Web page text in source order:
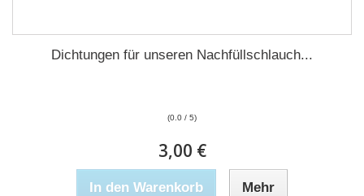
Dichtungen für unseren Nachfüllschlauch...
(0.0 / 5)
3,00 €
In den Warenkorb Mehr